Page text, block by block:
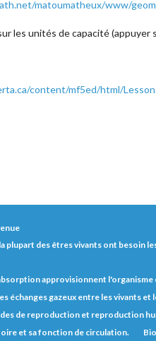
matoumatheux/www/
les unités de capacité (appuyer
content/mf5ed/html/
plupart des êtres vivants ont besoin
approvisionnent
échanges gazeux entre les vivants
de reproduction et reproduction
et sa fonction de circulation.